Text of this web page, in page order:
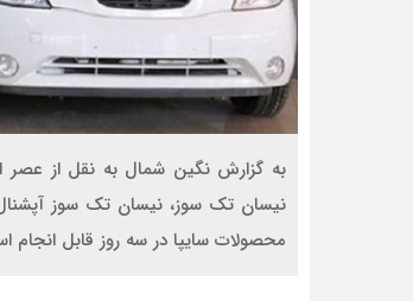
نیسان تک سوز، نیسان تک سوز
محصولات سایپا در سه روز قابل انجام